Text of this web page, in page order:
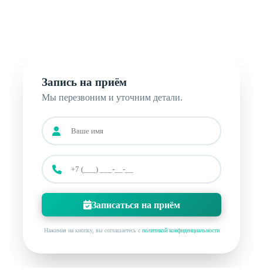
Запись на приём
Мы перезвоним и уточним детали.
Записаться на приём
Нажимая на кнопку, вы соглашаетесь с политикой конфиденциальности